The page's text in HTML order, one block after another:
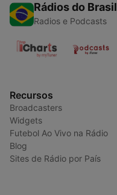
Rádios do Brasil
Radios e Podcasts
Recursos
Broadcasters
Widgets
Futebol Ao Vivo na Rádio
Blog
Sites de Rádio por País